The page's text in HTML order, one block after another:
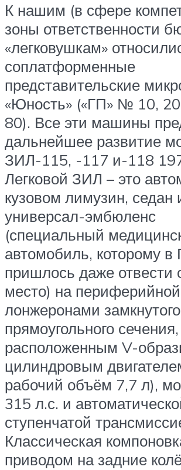
К нашим (в сфере
зоны ответственности
«легковушкам»
соплатформенные
представительские
«Юность» («ГП» № 10,
80). Все эти машины
дальнейшее развитие
ЗИЛ-115, -117 и-118
Легковой ЗИЛ – это
кузовом лимузин, седан
универсал-эмбюленс
(специальный
автомобиль, которому
пришлось даже отвести
место) на
лонжеронами замкнутого
прямоугольного
расположенным V-
цилиндровым
рабочий объём 7,7 л),
315 л.с. и
ступенчатой
Классическая
приводом на задние